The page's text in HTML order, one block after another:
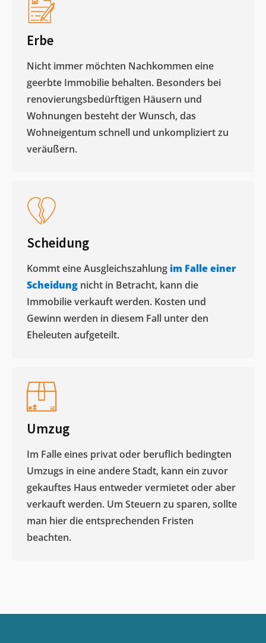
Erbe
Nicht immer möchten Nachkommen eine
geerbte Immobilie behalten. Besonders bei
renovierungsbedürftigen Häusern und
Wohnungen besteht der Wunsch, das
Wohneigentum schnell und unkompliziert zu
veräußern. ​
Scheidung
Kommt eine Ausgleichszahlung im Falle einer
Scheidung nicht in Betracht, kann die
Immobilie verkauft werden. Kosten und
Gewinn werden in diesem Fall unter den
Eheleuten aufgeteilt.​
Umzug
Im Falle eines privat oder beruflich bedingten
Umzugs in eine andere Stadt, kann ein zuvor
gekauftes Haus entweder vermietet oder aber
verkauft werden. Um Steuern zu sparen, sollte
man hier die entsprechenden Fristen
beachten.